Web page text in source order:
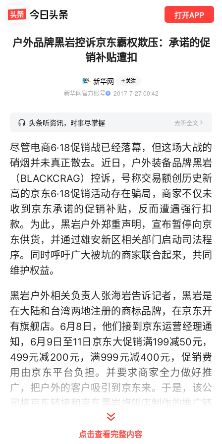
打开APP
户外品牌黑岩控诉京东霸权欺压：承诺的促
销补贴遭扣
新华网 关注
新华网官方账号
  2017-7-27 00:42
头条听资讯，时事尽掌握 去听全文
尽管电商6·18促销战已经落幕，但这场大战的
硝烟并未真正散去。近日，户外装备品牌黑岩
（BLACKCRAG）控诉，号称交易额创历史新
高的京东6·18促销活动存在骗局，商家不仅未
收到京东承诺的促销补贴，反而遭遇强行扣
款。为此，黑岩户外郑重声明，宣布暂停向京
东供货，并通过雄安新区相关部门启动司法程
序。同时呼吁广大被坑的商家联合起来，共同
维护权益。
黑岩户外相关负责人张海岩告诉记者，黑岩是
在大陆和台湾两地注册的商标品牌，在京东开
有旗舰店。6月8日，他们接到京东运营经理通
知，6月9日至11日京东大促销满199减50元，
499元减200元，满999元减400元，促销费
用由京东平台负担。并要求商家全力做好推
广，把户外的客户吸引到京东来。于是，该公
司将京东链接和京东黑岩旗舰店制作的推广链
接及时大力度向户外圈推广。由于推广和促销
力度的确很大，这三天该品牌销量大增。
点击查看完整内容